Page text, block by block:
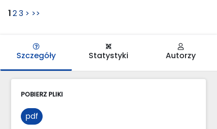
123 > >>
Szczegóły Statystyki Autorzy
POBIERZ PLIKI
pdf